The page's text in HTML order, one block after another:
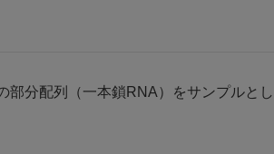
部分配列（一本鎖RNA）をサンプルと